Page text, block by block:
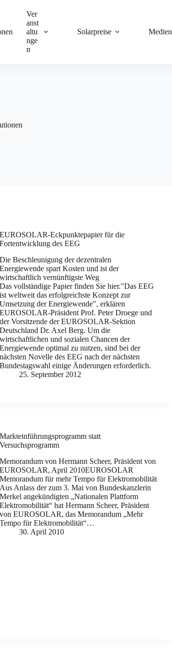
Ver
anst
altu
nge
n
Solarpreise Medien
EUROSOLAR-Eckpunktepapier für die
Fortentwicklung des EEG
Die Beschleunigung der dezentralen
Energiewende spart Kosten und ist der
wirtschaftlich vernünftigste Weg
Das vollständige Papier finden Sie hier."Das EEG
ist weltweit das erfolgreichste Konzept zur
Umsetzung der Energiewende", erklären
EUROSOLAR-Präsident Prof. Peter Droege und
der Vorsitzende der EUROSOLAR-Sektion
Deutschland Dr. Axel Berg. Um die
wirtschaftlichen und sozialen Chancen der
Energiewende optimal zu nutzen, sind bei der
nächsten Novelle des EEG nach der nächsten
Bundestagswahl einige Änderungen erforderlich.
25. September 2012
Markteinführungsprogramm statt
Versuchsprogramm
Memorandum von Hermann Scheer, Präsident von
EUROSOLAR, April 2010EUROSOLAR
Memorandum für mehr Tempo für Elektromobilität
Aus Anlass der zum 3. Mai von Bundeskanzlerin
Merkel angekündigten „Nationalen Plattform
Elektromobilität“ hat Hermann Scheer, Präsident
von EUROSOLAR, das Memorandum „Mehr
Tempo für Elektromobilität“…
30. April 2010